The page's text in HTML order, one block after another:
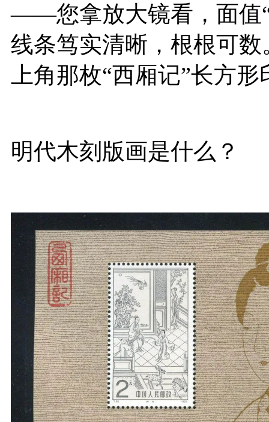
——您拿放大镜看，面值
线条笃实清晰，根根可
上角那枚“西厢记”长方
明代木刻版画是什么？